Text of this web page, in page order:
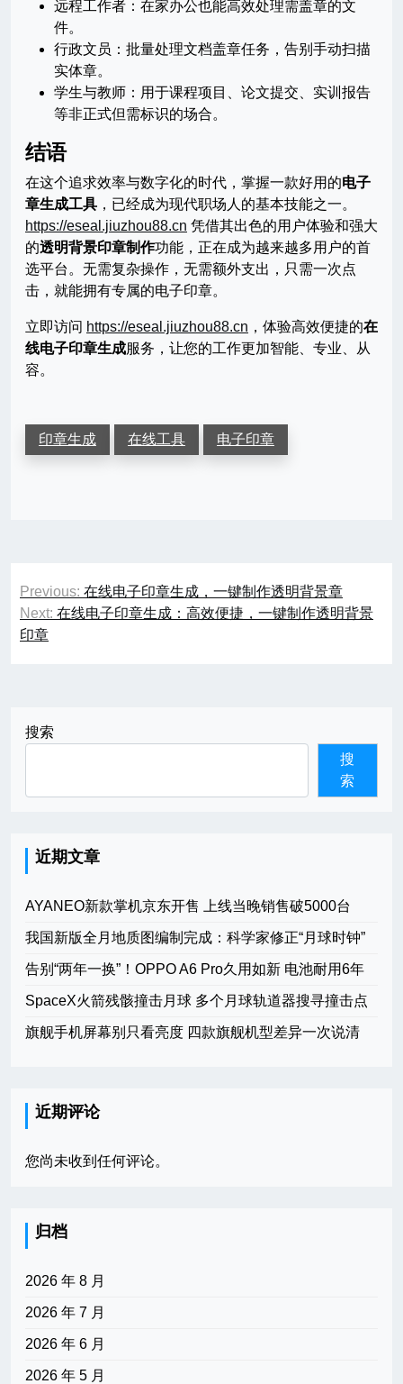
远程工作者：在家办公也能高效处理需盖章的文
件。
行政文员：批量处理文档盖章任务，告别手动扫描
实体章。
学生与教师：用于课程项目、论文提交、实训报告
等非正式但需标识的场合。
结语
在这个追求效率与数字化的时代，掌握一款好用的电子
章生成工具 ，已经成为现代职场人的基本技能之一。
https://eseal.jiuzhou88.cn 凭借其出色的用户体验和强大
的透明背景印章制作功能，正在成为越来越多用户的首
选平台。无需复杂操作，无需额外支出，只需一次点
击，就能拥有专属的电子印章。
立即访问 https://eseal.jiuzhou88.cn ，体验高效便捷的在
线电子印章生成服务，让您的工作更加智能、专业、从
容。
印章生成 在线工具 电子印章
文
章
导
Previous: 在线电子印章生成，一键制作透明背景章
Next: 在线电子印章生成：高效便捷，一键制作透明背景
印章
搜索
搜
索
近期文章
AYANEO新款掌机京东开售 上线当晚销售破5000台
我国新版全月地质图编制完成：科学家修正“月球时钟”
告别“两年一换”！OPPO A6 Pro久用如新 电池耐用6年
SpaceX火箭残骸撞击月球 多个月球轨道器搜寻撞击点
旗舰手机屏幕别只看亮度 四款旗舰机型差异一次说清
近期评论
您尚未收到任何评论。
归档
2026 年 8 月
2026 年 7 月
2026 年 6 月
2026 年 5 月